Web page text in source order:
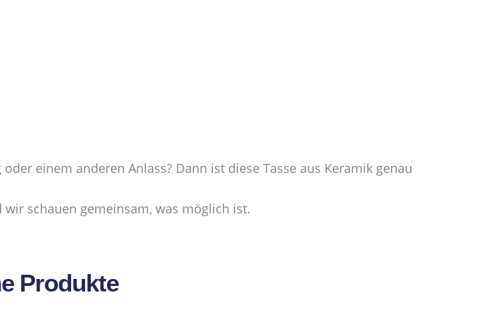
einem anderen Anlass? Dann ist diese Tasse aus Keramik genau
schauen gemeinsam, was möglich ist.
Produkte